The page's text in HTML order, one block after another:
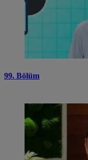
99. Bölüm